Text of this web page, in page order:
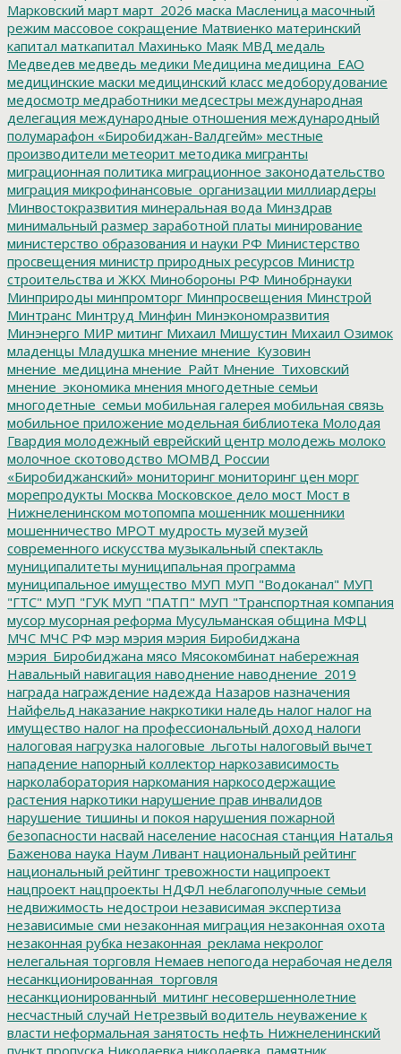
Марковский март март_2026 маска Масленица масочный
режим массовое сокращение Матвиенко материнский
капитал маткапитал Махинько Маяк МВД медаль
Медведев медведь медики Медицина медицина_ЕАО
медицинские маски медицинский класс медоборудование
медосмотр медработники медсестры международная
делегация международные отношения международный
полумарафон «Биробиджан-Валдгейм» местные
производители метеорит методика мигранты
миграционная политика миграционное законодательство
миграция микрофинансовые_организации миллиардеры
Минвостокразвития минеральная вода Минздрав
минимальный размер заработной платы минирование
министерство образования и науки РФ Министерство
просвещения министр природных ресурсов Министр
строительства и ЖКХ Минобороны РФ Минобрнауки
Минприроды минпромторг Минпросвещения Минстрой
Минтранс Минтруд Минфин Минэкономразвития
Минэнерго МИР митинг Михаил Мишустин Михаил Озимок
младенцы Младушка мнение мнение_Кузовин
мнение_медицина мнение_Райт Мнение_Тиховский
мнение_экономика мнения многодетные семьи
многодетные_семьи мобильная галерея мобильная связь
мобильное приложение модельная библиотека Молодая
Гвардия молодежный еврейский центр молодежь молоко
молочное скотоводство МОМВД России
«Биробиджанский» мониторинг мониторинг цен морг
морепродукты Москва Московское дело мост Мост в
Нижнеленинском мотопомпа мошенник мошенники
мошенничество МРОТ мудрость музей музей
современного искусства музыкальный спектакль
муниципалитеты муниципальная программа
муниципальное имущество МУП МУП "Водоканал" МУП
"ГТС" МУП "ГУК МУП "ПАТП" МУП "Транспортная компания
мусор мусорная реформа Мусульманская община МФЦ
МЧС МЧС РФ мэр мэрия мэрия Биробиджана
мэрия_Биробиджана мясо Мясокомбинат набережная
Навальный навигация наводнение наводнение_2019
награда награждение надежда Назаров назначения
Найфельд наказание накркотики наледь налог налог на
имущество налог на профессиональный доход налоги
налоговая нагрузка налоговые_льготы налоговый вычет
нападение напорный коллектор наркозависимость
нарколаборатория наркомания наркосодержащие
растения наркотики нарушение прав инвалидов
нарушение тишины и покоя нарушения пожарной
безопасности насвай население насосная станция Наталья
Баженова наука Наум Ливант национальный рейтинг
национальный рейтинг тревожности наципроект
нацпроект нацпроекты НДФЛ неблагополучные семьи
недвижимость недострои независимая экспертиза
независимые сми незаконная миграция незаконная охота
незаконная рубка незаконная_реклама некролог
нелегальная торговля Немаев непогода нерабочая неделя
несанкционированная_торговля
несанкционированный_митинг несовершеннолетние
несчастный случай Нетрезвый водитель неуважение к
власти неформальная занятость нефть Нижнеленинский
пункт пропуска Николаевка николаевка_памятник